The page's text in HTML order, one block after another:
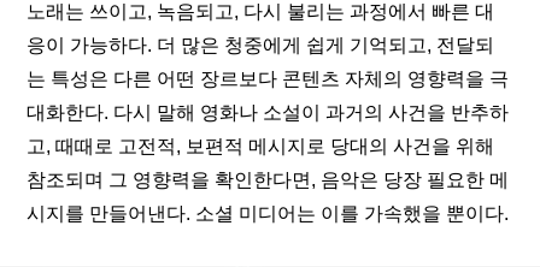
노래는 쓰이고, 녹음되고, 다시 불리는 과정에서 빠른 대
응이 가능하다. 더 많은 청중에게 쉽게 기억되고, 전달되
는 특성은 다른 어떤 장르보다 콘텐츠 자체의 영향력을 극
대화한다. 다시 말해 영화나 소설이 과거의 사건을 반추하
고, 때때로 고전적, 보편적 메시지로 당대의 사건을 위해
참조되며 그 영향력을 확인한다면, 음악은 당장 필요한 메
시지를 만들어낸다. 소셜 미디어는 이를 가속했을 뿐이다.